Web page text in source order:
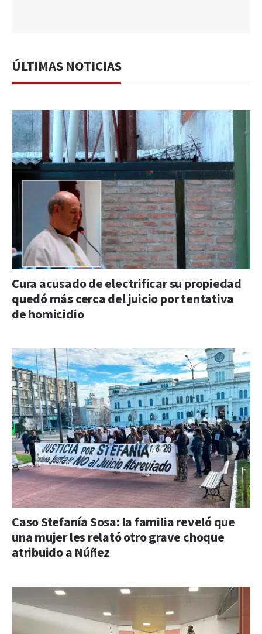
ÚLTIMAS NOTICIAS
Cura acusado de electrificar su propiedad
quedó más cerca del juicio por tentativa
de homicidio
Caso Stefanía Sosa: la familia reveló que
una mujer les relató otro grave choque
atribuido a Núñez